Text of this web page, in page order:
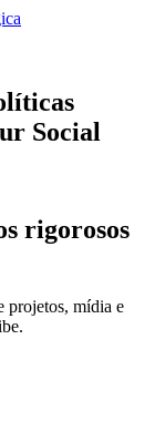
Social
rigorosos
projetos, mídia e